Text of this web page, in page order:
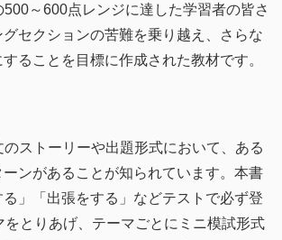
500～600点レンジに達した学習者の皆さ
セクションの苦難を乗り越え、さらな
ることを目標に作成された教材です。
ストーリーや出題形式において、ある
ンがあることが知られています。本書
」「出張をする」などテストで必ず登
をとりあげ、テーマごとにミニ模試形式